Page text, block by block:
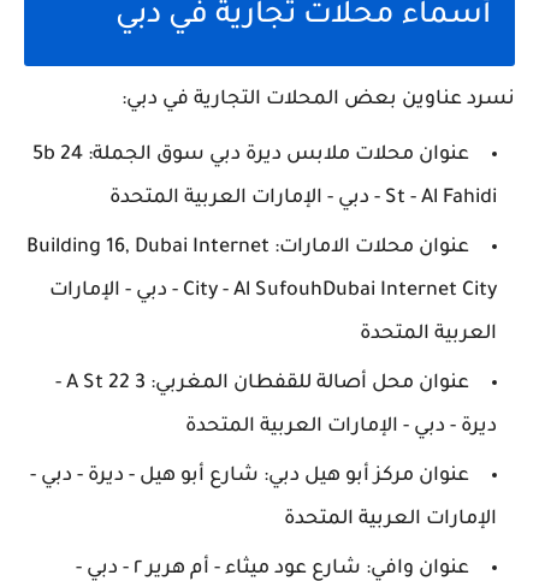
أسماء محلات تجارية في دبي
نسرد عناوين بعض المحلات التجارية في دبي:
عنوان محلات ملابس ديرة دبي سوق الجملة: 24 5b
St - Al Fahidi - دبي - الإمارات العربية المتحدة
عنوان محلات الامارات: Building 16, Dubai Internet
City - Al SufouhDubai Internet City - دبي - الإمارات
العربية المتحدة
عنوان محل أصالة للقفطان المغربي: 3 22 A St -
ديرة - دبي - الإمارات العربية المتحدة
عنوان مركز أبو هيل دبي: شارع أبو هيل - ديرة - دبي -
الإمارات العربية المتحدة
عنوان وافي: شارع عود ميثاء - أم هرير ٢ - دبي -